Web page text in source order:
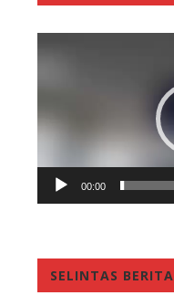
00:00
SELINTAS BERITA